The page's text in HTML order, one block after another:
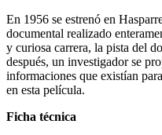
En 1956 se estrenó en
documental realizado
y curiosa carrera, la pista del
después, un investigador se
informaciones que existían
en esta película.
Ficha técnica